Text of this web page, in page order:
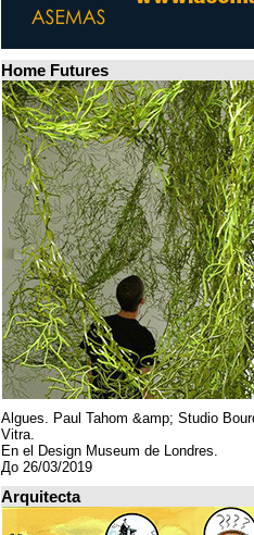
Home Futures
Algues. Paul Tahom &amp; Studio
Vitra.
En el Design Museum de Londres.
До 26/03/2019
Arquitecta